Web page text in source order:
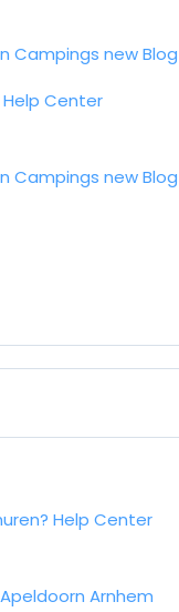
Campings newBlog
Help Center
Campings newBlog
Help Center
Apeldoorn Arnhem